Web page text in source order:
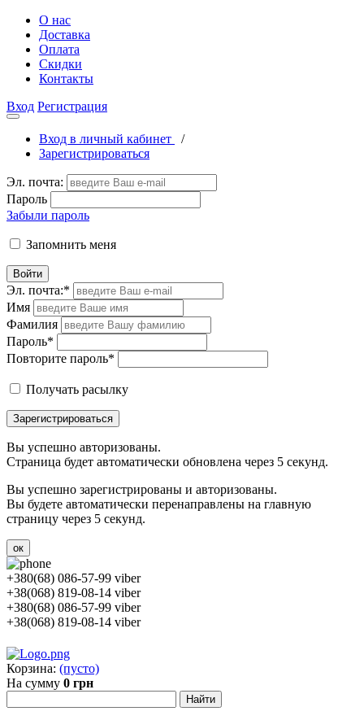
О нас
Доставка
Оплата
Скидки
Контакты
Вход Регистрация
Вход в личный кабинет
/
Зарегистрироваться
Эл. почта:
Пароль
Забыли пароль
Запомнить меня
Войти
Эл. почта:*
Имя
Фамилия
Пароль*
Повторите пароль*
Получать расылку
Зарегистрироваться
Вы успешно авторизованы.
Страница будет автоматически обновлена через 5 секунд.
Вы успешно зарегистрированы и авторизованы.
Вы будете автоматически перенаправлены на главную
страницу через 5 секунд.
ок
+380(68) 086-57-99 viber
+38(068) 819-08-14 viber
+380(68) 086-57-99 viber
+38(068) 819-08-14 viber
Корзина: (пусто)
На сумму 0 грн